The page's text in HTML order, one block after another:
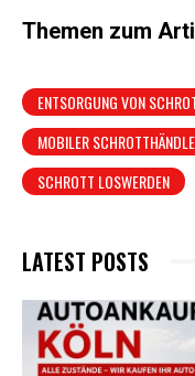
Themen zum
ENTSORGUNG VON
MOBILER
SCHROTT LOSWERDEN
LATEST POSTS